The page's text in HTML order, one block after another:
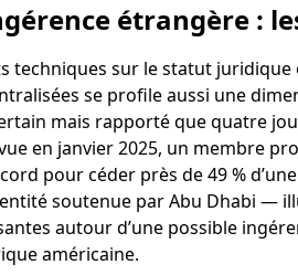
étrangère :
techniques sur le statut
se profile aussi une
mais rapporté que quatre
en janvier 2025, un membre
pour céder près de 49 %
soutenue par Abu Dhabi —
autour d’une possible
américaine.